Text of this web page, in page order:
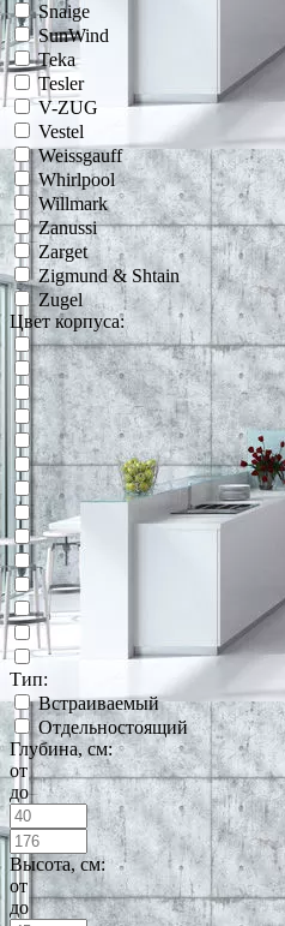
Snaige
SunWind
Teka
Tesler
V-ZUG
Vestel
Weissgauff
Whirlpool
Willmark
Zanussi
Zarget
Zigmund & Shtain
Zugel
Цвет корпуса:
Тип:
Встраиваемый
Отдельностоящий
Глубина, см:
от
до
Высота, см:
от
до